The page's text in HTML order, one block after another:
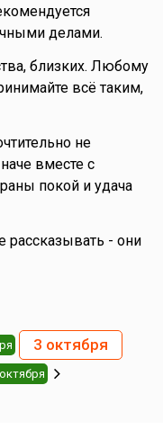
делами.
близких. Любому
всё таким,
не
вместе с
покой и удача
рассказывать - они
3 октября